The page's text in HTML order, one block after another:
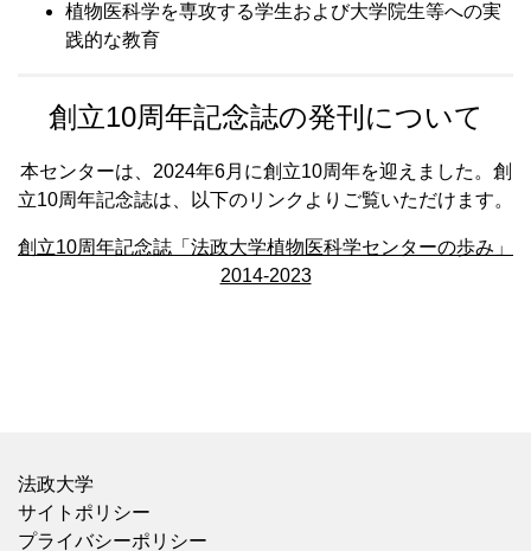
植物医科学を専攻する学生および大学院生等への実
践的な教育
創立10周年記念誌の発刊について
本センターは、2024年6月に創立10周年を迎えました。創
立10周年記念誌は、以下のリンクよりご覧いただけます。
創立10周年記念誌「法政大学植物医科学センターの歩み」
2014‐2023
法政大学
サイトポリシー
プライバシーポリシー